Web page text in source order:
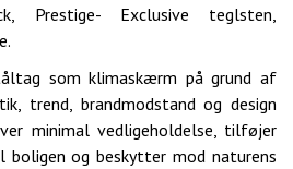
Prestige- Exclusive teglsten,
som klimaskærm på grund af
trend, brandmodstand og design
minimal vedligeholdelse, tilføjer
boligen og beskytter mod naturens